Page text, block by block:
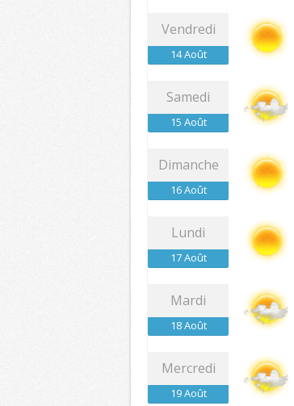
Vendredi
14 Août
Samedi
15 Août
Dimanche
16 Août
Lundi
17 Août
Mardi
18 Août
Mercredi
19 Août